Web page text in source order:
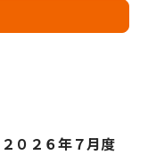
０２６年７月度